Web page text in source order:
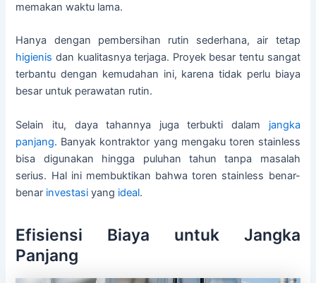
memakan waktu lama.
Hanya dengan pembersihan rutin sederhana, air tetap
higienis dan kualitasnya terjaga. Proyek besar tentu sangat
terbantu dengan kemudahan ini, karena tidak perlu biaya
besar untuk perawatan rutin.
Selain itu, daya tahannya juga terbukti dalam jangka
panjang. Banyak kontraktor yang mengaku toren stainless
bisa digunakan hingga puluhan tahun tanpa masalah
serius. Hal ini membuktikan bahwa toren stainless benar-
benar investasi yang ideal.
Efisiensi Biaya untuk Jangka
Panjang